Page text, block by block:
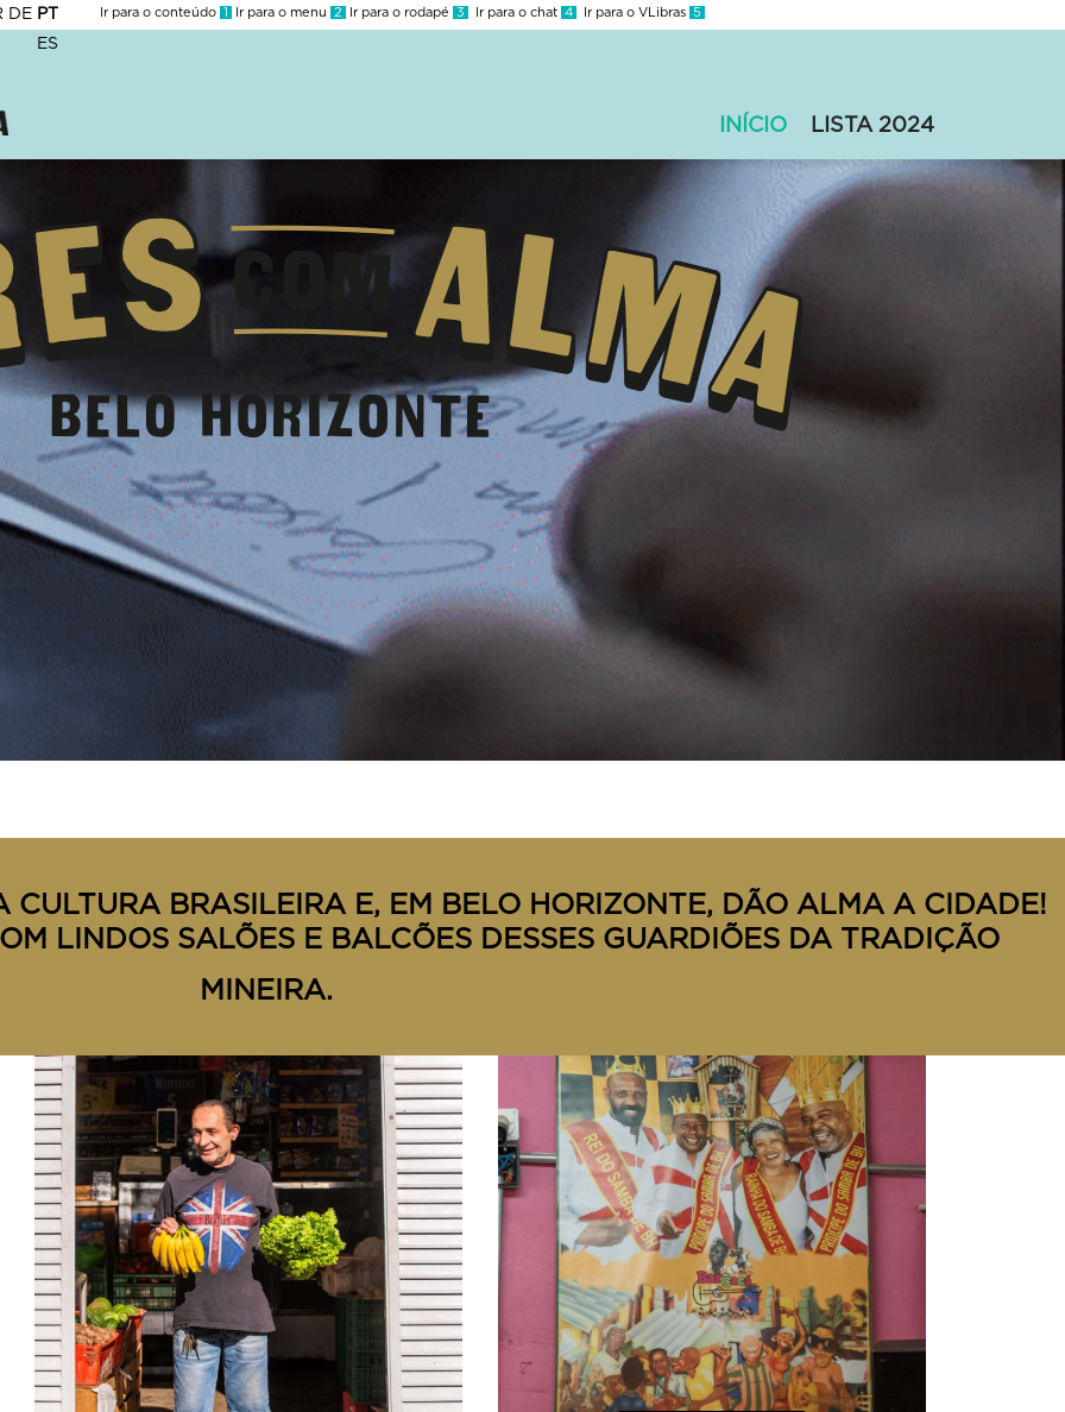
DE PT
ES
Ir para o conteúdo 1 Ir para o menu 2 Ir para o rodapé 3 Ir para o chat 4 Ir para o VLibras 5
com
Alma
INÍCIO LISTA 2024
CULTURA BRASILEIRA E, EM BELO HORIZONTE, DÃO ALMA A CIDADE!
LINDOS SALÕES E BALCÕES DESSES GUARDIÕES DA TRADIÇÃO
MINEIRA.